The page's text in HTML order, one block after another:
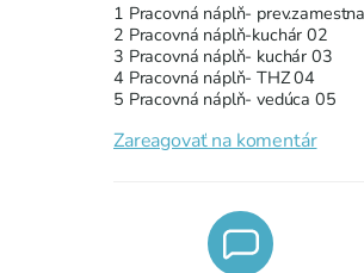
1 Pracovná náplň-
2 Pracovná náplň-kuchár 02
3 Pracovná náplň- kuchár 03
4 Pracovná náplň- THZ 04
5 Pracovná náplň- vedúca 05
Zareagovať na komentár